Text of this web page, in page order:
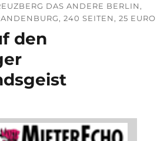
DAS ANDERE BERLIN,
240 SEITEN, 25 EURO
den